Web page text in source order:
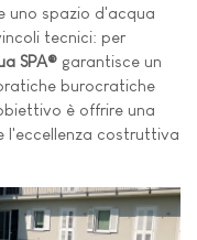
uno spazio d'acqua
tecnici: per
SPA® garantisce un
burocratiche
è offrire una
l'eccellenza costruttiva